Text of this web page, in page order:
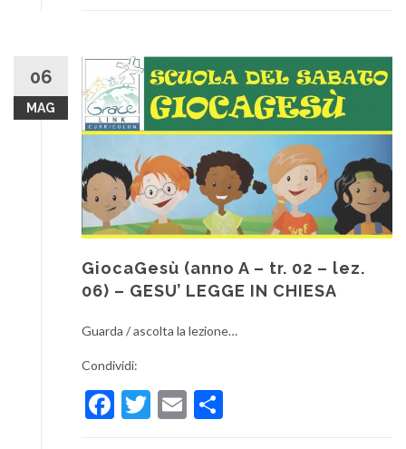
06
MAG
GiocaGesù (anno A – tr. 02 – lez.
06) – GESU’ LEGGE IN CHIESA
Guarda / ascolta la lezione…
Condividi:
Facebook
Twitter
Email